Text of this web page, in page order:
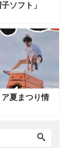
ソフト」
夏まつり情